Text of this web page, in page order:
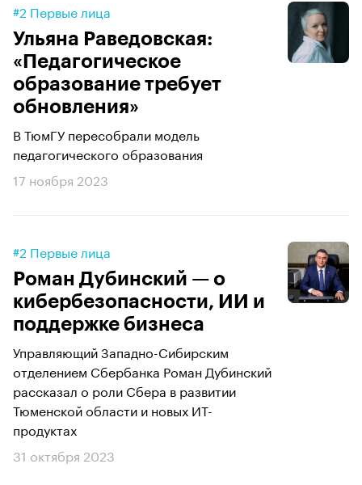
#2 Первые лица
Ульяна Раведовская:
«Педагогическое
образование требует
обновления»
В ТюмГУ пересобрали модель
педагогического образования
17 ноября 2023
#2 Первые лица
Роман Дубинский — о
кибербезопасности, ИИ и
поддержке бизнеса
Управляющий Западно-Сибирским
отделением Сбербанка Роман Дубинский
рассказал о роли Сбера в развитии
Тюменской области и новых ИТ-
продуктах
31 октября 2023